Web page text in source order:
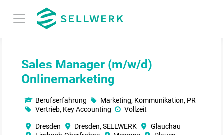
Sales Manager (m/w/d)
Onlinemarketing
Dresden Dresden, SELLWERK
Glauchau
Berufserfahrung
Marketing, Kommunikation, PR
Vertrieb, Key Accounting
Vollzeit